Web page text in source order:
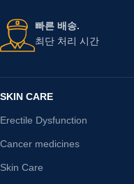
빠른 배송.
최단 처리 시간
SKIN CARE
Erectile Dysfunction
Cancer medicines
Skin Care